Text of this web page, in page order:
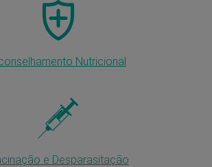
Nutricional
e Desparasitação